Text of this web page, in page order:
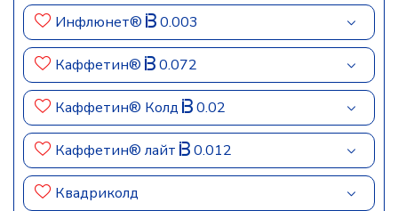
Инфлюнет® 0.003
Каффетин® 0.072
Каффетин® Колд 0.02
Каффетин® лайт 0.012
Квадриколд